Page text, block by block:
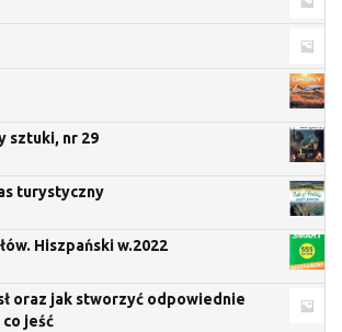
sztuki, nr 29
turystyczny
Hiszpański w.2022
oraz jak stworzyć odpowiednie
jeść